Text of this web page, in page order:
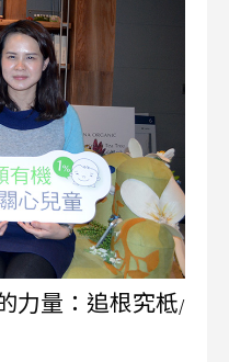
力量：追根究柢/